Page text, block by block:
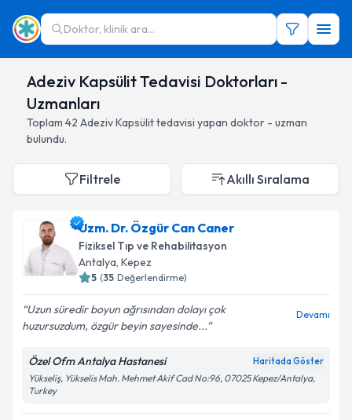
Doktor, klinik ara...
Adeziv Kapsülit Tedavisi Doktorları -
Uzmanları
Toplam 42 Adeziv Kapsülittedavisi yapan doktor - uzman
bulundu.
Filtrele Akıllı Sıralama
Uzm. Dr. Özgür Can Caner
Fiziksel Tıp ve Rehabilitasyon
Antalya, Kepez
5 (35 Değerlendirme)
Uzun süredir boyun ağrısından dolayı çok
huzursuzdum, özgür beyin sayesinde...
Devamı
Özel Ofm Antalya Hastanesi Haritada Göster
Yükseliş, Yükselis Mah. Mehmet Akif Cad No:96, 07025 Kepez/Antalya,
Turkey